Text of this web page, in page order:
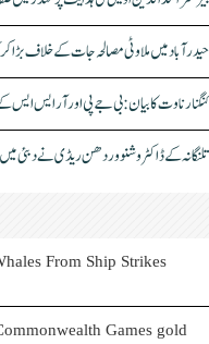
حیدرآباد میں ملاوٹی مصالحہ جات کے خلاف بڑا کریک ڈاؤن، 25 ٹن سے زائد
کنگنا رناوت کا بیان: بی جے پی اور آر ایس
تلنگانہ کے ڈاکٹر وشنو وردھن ریڈی نے دبئی
From Ship Strikes
Games gold